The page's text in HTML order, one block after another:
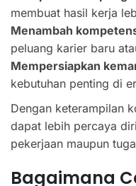
membuat hasil kerja
Menambah
peluang karier baru
Mempersiapkan
kebutuhan penting di
Dengan keterampilan
dapat lebih percaya
pekerjaan maupun
Bagaimana